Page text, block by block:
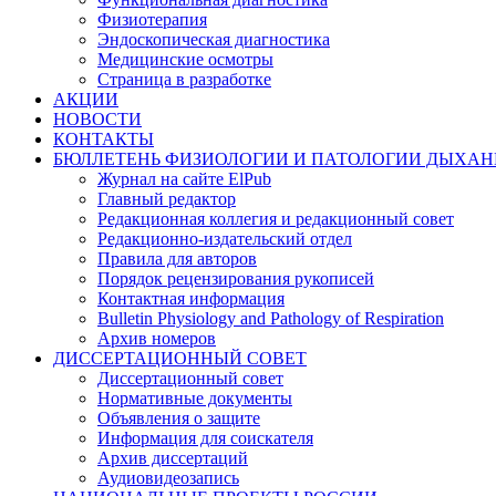
Физиотерапия
Эндоскопическая диагностика
Медицинские осмотры
Страница в разработке
АКЦИИ
НОВОСТИ
КОНТАКТЫ
БЮЛЛЕТЕНЬ ФИЗИОЛОГИИ И ПАТОЛОГИИ
Журнал на сайте ElPub
Главный редактор
Редакционная коллегия и редакционный совет
Редакционно-издательский отдел
Правила для авторов
Порядок рецензирования рукописей
Контактная информация
Bulletin Physiology and Pathology of Respiration
Архив номеров
ДИССЕРТАЦИОННЫЙ СОВЕТ
Диссертационный совет
Нормативные документы
Объявления о защите
Информация для соискателя
Архив диссертаций
Аудиовидеозапись